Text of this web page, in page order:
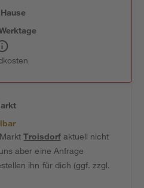
Troisdorfaktuell nicht
aber eine Anfrage
ihn für dich (ggf. zzgl.